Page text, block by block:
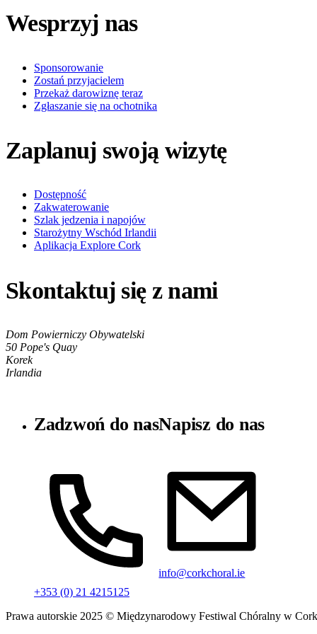
Wesprzyj nas
Sponsorowanie
Zostań przyjacielem
Przekaż darowiznę teraz
Zgłaszanie się na ochotnika
Zaplanuj swoją wizytę
Dostępność
Zakwaterowanie
Szlak jedzenia i napojów
Starożytny Wschód Irlandii
Aplikacja Explore Cork
Skontaktuj się z nami
Dom Powierniczy Obywatelski
50 Pope's Quay
Korek
Irlandia
Zadzwoń do nas
+353 (0) 21 4215125
Napisz do nas
info@corkchoral.ie
Prawa autorskie 2025 © Międzynarodowy Festiwal Chóralny w Cork